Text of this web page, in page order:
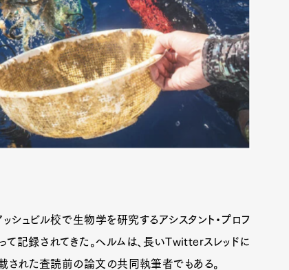
Art&Design Watch
Fashion
Cars Product
Culture
Lifestyle
Magazine
シュビル校で生物学を研究するアシスタント・プロフ
て記録されてきた。ヘルムは、長いTwitterスレッドに
された査読前の論文の共同執筆者でもある。